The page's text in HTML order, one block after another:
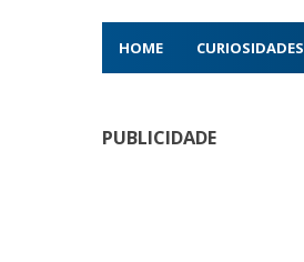
HOME CURIOSIDADES
PUBLICIDADE